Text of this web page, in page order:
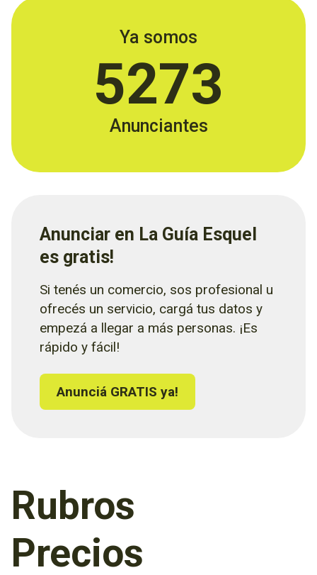
Ya somos
5273
Anunciantes
Anunciar en La Guía Esquel
es gratis!
Si tenés un comercio, sos profesional u
ofrecés un servicio, cargá tus datos y
empezá a llegar a más personas. ¡Es
rápido y fácil!
Anunciá GRATIS ya!
Rubros
Precios